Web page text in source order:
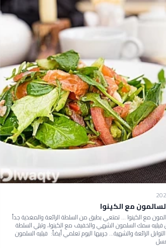
مع الكينوا
مع الكينوا ... تمتعي بطبق من السلطة الرائعة والمغذية جداً
سمك السلمون الشهي والخفيف مع الكينوا، وتبلي السلطة
الرائعة والشهية... جربيها اليوم تعلمي أيضاً: فيليه السلمون